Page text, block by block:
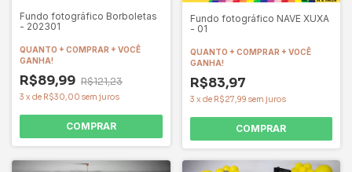
Fundo fotográfico Borboletas
- 202301
QUANTO + COMPRAR + VOCÊ
GANHA!
R$89,99 R$121,23
3 x de R$30,00 sem juros
COMPRAR
Fundo fotográfico NAVE XUXA
- 01
QUANTO + COMPRAR + VOCÊ
GANHA!
R$83,97
3 x de R$27,99 sem juros
COMPRAR